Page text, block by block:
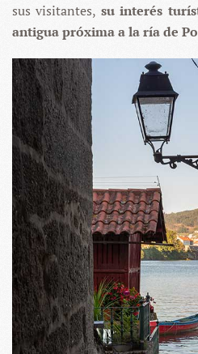
sus visitantes, su interés
antigua próxima a la ría de